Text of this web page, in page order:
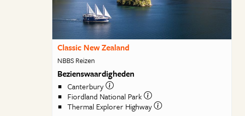
Classic New Zealand
NBBS Reizen
Bezienswaardigheden
Canterbury
Fiordland National Park
Thermal Explorer Highway